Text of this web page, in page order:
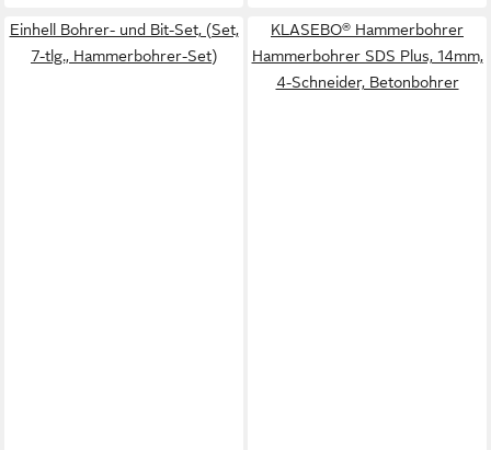
Einhell Bohrer- und Bit-Set, (Set,
7-tlg., Hammerbohrer-Set)
KLASEBO® Hammerbohrer
Hammerbohrer SDS Plus, 14mm,
4-Schneider, Betonbohrer